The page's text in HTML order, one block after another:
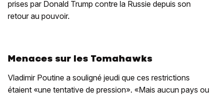
prises par Donald Trump contre la Russie depuis son
retour au pouvoir.
Menaces sur les Tomahawks
Vladimir Poutine a souligné jeudi que ces restrictions
étaient «une tentative de pression». «Mais aucun pays ou